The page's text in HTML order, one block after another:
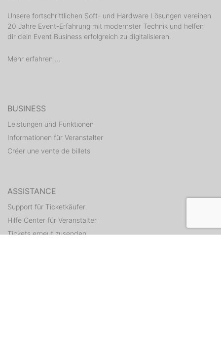
Unsere fortschrittlichen Soft- und Hardware Lösungen vereinen
20 Jahre Event-Erfahrung mit modernster Technik und helfen
dir dein Event Business erfolgreich zu digitalisieren.
Mehr erfahren ...
BUSINESS
Leistungen und Funktionen
Informationen für Veranstalter
Créer une vente de billets
ASSISTANCE
Support für Ticketkäufer
Hilfe Center für Veranstalter
Tickets erneut zusenden